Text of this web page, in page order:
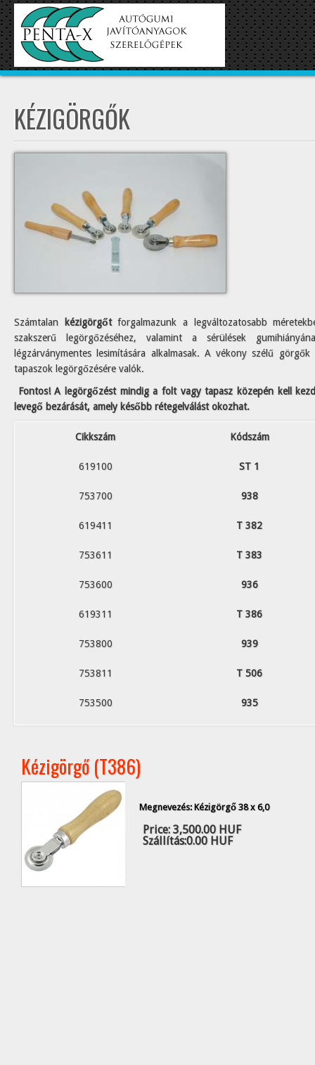
KÉZIGÖRGŐK
Számtalan kézigörgőtforgalmazunk a legváltozatosabb
szakszerű legörgőzéséhez, valamint a sérülések
légzárványmentes lesimítására alkalmasak. A vékony szélű
tapaszok legörgőzésére valók.
Fontos! A legörgőzést mindig a folt vagy tapasz közepén kell
levegő bezárását, amely később rétegelválást okozhat.
Cikkszám Kódszám
619100 ST 1
753700 938
619411 T 382
753611 T 383
753600 936
619311 T 386
753800 939
753811 T 506
753500 935
Kézigörgő (T386)
Megnevezés: Kézigörgő 38 x 6,0
Price: 3,500.00 HUF
Szállítás:0.00 HUF